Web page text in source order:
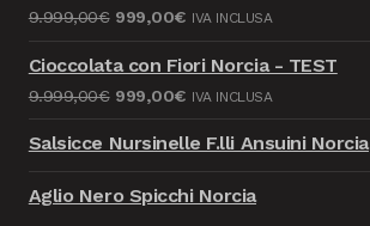
9.999,00€ Il
originale
era:
9.999,00€.
999,00€Il
attuale
è:
999,00€.
IVA INCLUSA
Cioccolata con Fiori Norcia - TEST
9.999,00€ Il
originale
9.999,00€.
999,00€Il
attuale
IVA INCLUSA
Salsicce Nursinelle F.lli Ansuini Norcia
Aglio Nero Spicchi Norcia